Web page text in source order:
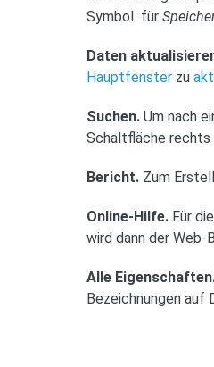
Symbol für
Daten
Hauptfenster zu
Suchen. Um nach
Schaltfläche rechts
Bericht. Zum
Online-Hilfe. Für
wird dann der
Alle
Bezeichnungen auf